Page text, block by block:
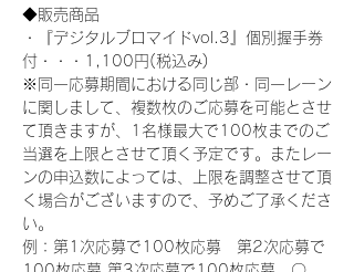
◆販売商品
・『デジタルブロマイドvol.3』個別握手券
付・・・1,100円(税込み)
※同一応募期間における同じ部・同一レーン
に関しまして、複数枚のご応募を可能とさせ
て頂きますが、1名様最大で100枚までのご
当選を上限とさせて頂く予定です。またレー
ンの申込数によっては、上限を調整させて頂
く場合がございますので、予めご了承くださ
い。
例：第1次応募で100枚応募　第2次応募で